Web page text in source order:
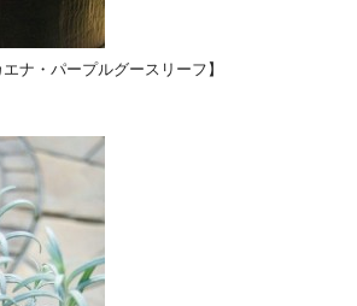
ナ・パープルグースリーフ】